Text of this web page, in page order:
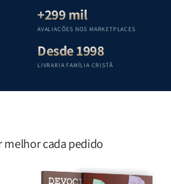
Teológica
Penkal
+299 mil
AVALIAÇÕES NOS MARKETPLACES
Desde 1998
LIVRARIA FAMÍLIA CRISTÃ
melhor cada pedido